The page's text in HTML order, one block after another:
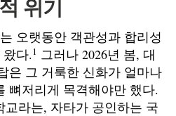
위기
오랫동안 객관성과 합리성
다.1
그러나 2026년 봄, 대
은 그 거룩한 신화가 얼마나
뼈저리게 목격해야만 했다.
라는, 자타가 공인하는 국